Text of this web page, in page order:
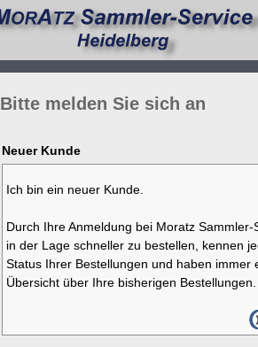
Bitte melden Sie sich an
Neuer Kunde
Ich bin ein neuer Kunde.
Durch Ihre Anmeldung bei Moratz Sammler-
in der Lage schneller zu bestellen, kennen
Status Ihrer Bestellungen und haben immer
Übersicht über Ihre bisherigen Bestellungen.